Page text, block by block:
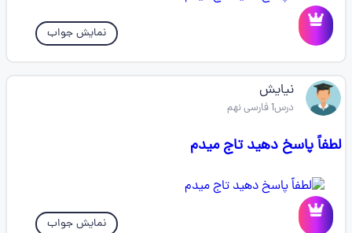
نمایش جواب
نیایش
درس1 فارسی نهم
لطفاً پاسخ دهید تاج میدم
نمایش جواب